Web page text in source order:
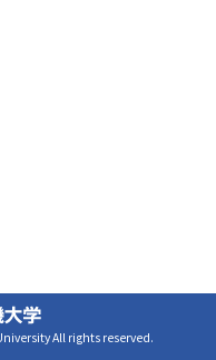
All rights reserved.